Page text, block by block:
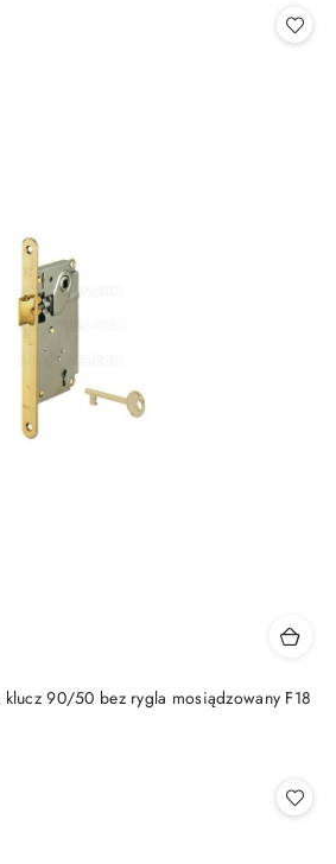
klucz 90/50 bez rygla mosiądzowany F18